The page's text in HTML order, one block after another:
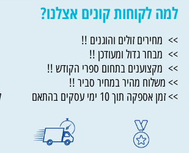
למה לקוחות קונים אצלנו?
>> מחירים זולים והוגנים !!
>> מבחר גדול ומעודכן !!
>> מקצוענים בתחום ספרי הקודש !!
>> משלוח מהיר במחיר סביר !!
>> זמן אספקה תוך 10 ימי עסקים בהתאם לתקנון החנות